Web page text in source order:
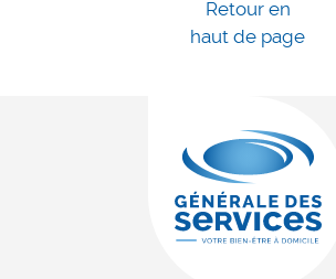
Retour en
haut de page